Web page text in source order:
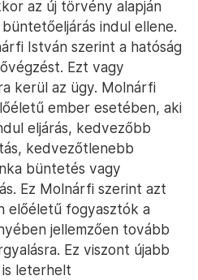
az új törvény alapján
indul ellene.
István szerint a hatóság
Ezt vagy
kerül az ügy. Molnárfi
ember esetében, aki
eljárás, kedvezőbb
kedvezőtlenebb
büntetés vagy
Ez Molnárfi szerint azt
előéletű fogyasztók a
jellemzően tovább
Ez viszont újabb
leterhelt